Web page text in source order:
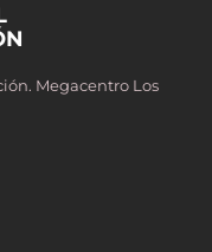
Megacentro Los